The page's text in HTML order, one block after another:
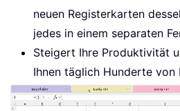
neuen Registerkarten
jedes in einem separaten
Steigert Ihre Produktivität
Ihnen täglich Hunderte von